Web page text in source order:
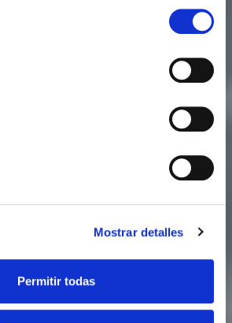
Mostrar detalles
Permitir todas